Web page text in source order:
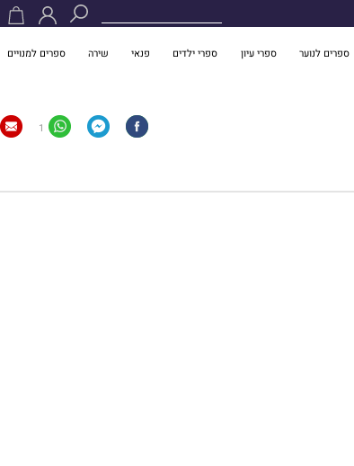
ספרים לנוער ספרי עיון ספרי ילדים פנאי שירה ספרים למנויים
1